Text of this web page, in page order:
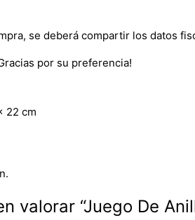
se deberá compartir los datos
por su preferencia!
22 cm
valorar “Juego De